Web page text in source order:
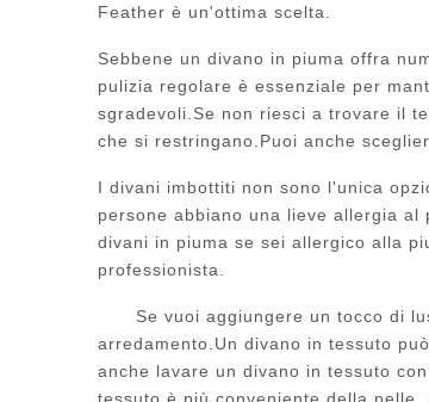
Feather è un'ottima scelta.
Sebbene un divano in piuma offra
pulizia regolare è essenziale per
sgradevoli.Se non riesci a trovare il
che si restringano.Puoi anche
I divani imbottiti non sono l'unica
persone abbiano una lieve allergia
divani in piuma se sei allergico alla
professionista.
Se vuoi aggiungere un tocco di
arredamento.Un divano in tessuto
anche lavare un divano in tessuto